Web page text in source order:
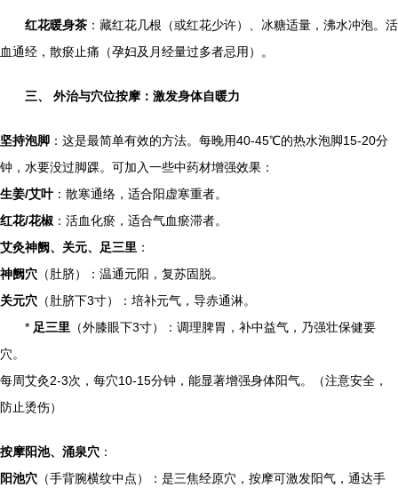
红花暖身茶 ：藏红花几根（或红花少许）、冰糖适量，沸水冲泡。活
血通经，散瘀止痛（孕妇及月经量过多者忌用）。
三、 外治与穴位按摩：激发身体自暖力
坚持泡脚 ：这是最简单有效的方法。每晚用40-45℃的热水泡脚15-20分
钟，水要没过脚踝。可加入一些中药材增强效果：
生姜/艾叶：散寒通络，适合阳虚寒重者。
红花/花椒 ：活血化瘀，适合气血瘀滞者。
艾灸神阙、关元、足三里 ：
神阙穴 （肚脐）：温通元阳，复苏固脱。
关元穴 （肚脐下3寸）：培补元气，导赤通淋。
* 足三里 （外膝眼下3寸）：调理脾胃，补中益气，乃强壮保健要
穴。
每周艾灸2-3次，每穴10-15分钟，能显著增强身体阳气。（注意安全，
防止烫伤）
按摩阳池、涌泉穴 ：
阳池穴 （手背腕横纹中点）：是三焦经原穴，按摩可激发阳气，通达手